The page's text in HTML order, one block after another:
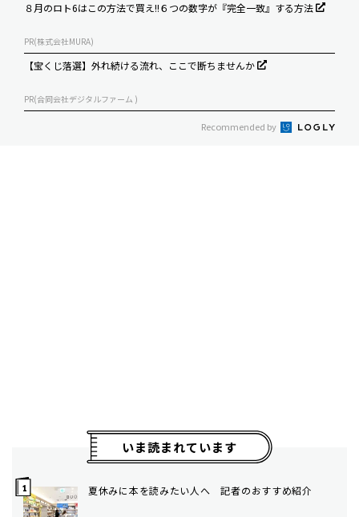
８月のロト6はこの方法で買え!!６つの数字が『完全一致』する方法
PR(株式会社MURA)
【宝くじ落選】外れ続ける流れ、ここで断ちませんか
PR(合同会社デジタルファーム )
Recommended by
いま読まれています
夏休みに本を読みたい人へ 記者のおすすめ紹介